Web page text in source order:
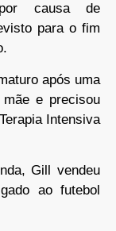
causa de
para o fim
após uma
e precisou
Intensiva
Gill vendeu
ao futebol